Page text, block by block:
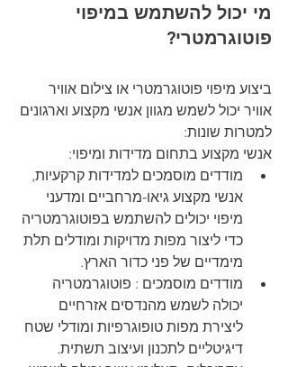
מי יכול להשתמש במיפוי
פוטוגרמטרי?
ביצוע מיפוי פוטוגרמטרי או צילום אוויר
אוויר יכול לשמש מגוון אנשי מקצוע וארגונים
למטרות שונות:
אנשי מקצוע בתחום מדידות ומיפוי:
מודדים מוסמכים למדידות קרקעיות,
אנשי מקצוע גיאו-מרחביים ומדעני
מיפוי יכולים להשתמש בפוטוגרמטריה
כדי ליצור מפות מדויקות ומודלים תלת
מימדיים של פני כדור הארץ.
מודדים מוסמכים : פוטוגרמטריה
יכולה לשמש מהנדסים אזרחיים
ליצירת מפות טופוגרפיות ומודלי שטח
דיגיטליים לתכנון ועיצוב תשתית.